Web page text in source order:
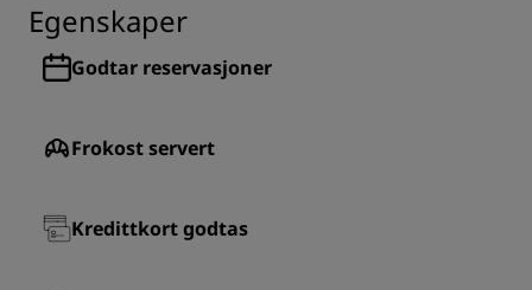
Egenskaper
Godtar reservasjoner
Frokost servert
Kredittkort godtas